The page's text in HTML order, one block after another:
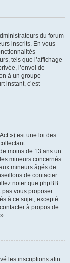
du forum
inscrits. En vous
tels que l’affichage
l’envoi de
à un groupe
instant, c’est
») est une loi des
moins de 13 ans un
mineurs concernés.
mineurs âgés de
de contacter
noter que phpBB
pas vous proposer
à ce sujet, excepté
à propos de
les inscriptions afin